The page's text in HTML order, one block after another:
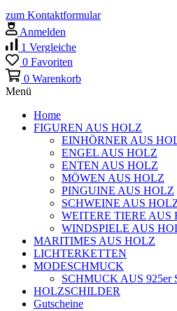
zum Kontaktformular
Anmelden
1 Vergleiche
0 Favoriten
0 Warenkorb
Menü
Home
FIGUREN AUS HOLZ
EINHÖRNER AUS
ENGEL AUS HOLZ
ENTEN AUS HOLZ
MÖWEN AUS HOLZ
PINGUINE AUS HOLZ
SCHWEINE AUS
WEITERE TIERE AUS
WINDSPIELE AUS
MARITIMES AUS HOLZ
LICHTERKETTEN
MODESCHMUCK
SCHMUCK AUS 925er
HOLZSCHILDER
Gutscheine